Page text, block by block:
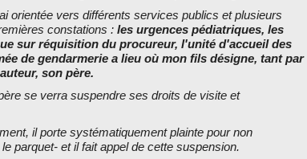
orientée vers différents services publics et plusieurs
constations : les urgences pédiatriques, les
sur réquisition du procureur, l'unité d'accueil des
de gendarmerie a lieu où mon fils désigne, tant par
son père.
se verra suspendre ses droits de visite et
il porte systématiquement plainte pour non
parquet- et il fait appel de cette suspension.